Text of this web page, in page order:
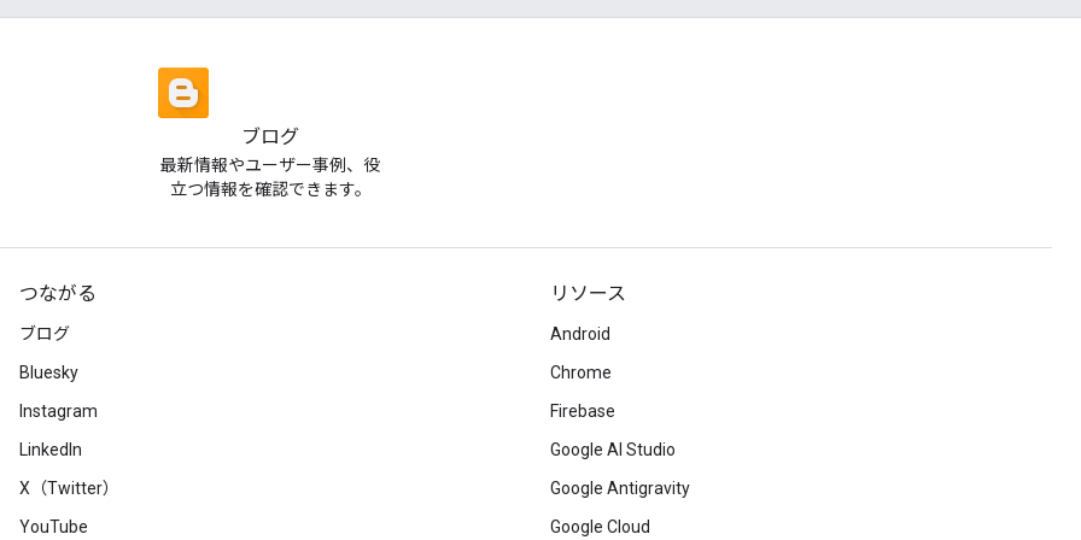
ブログ
最新情報やユーザー事例、役
立つ情報を確認できます。
つながる
ブログ
Bluesky
Instagram
LinkedIn
X（Twitter）
YouTube
リソース
Android
Chrome
Firebase
Google AI Studio
Google Antigravity
Google Cloud